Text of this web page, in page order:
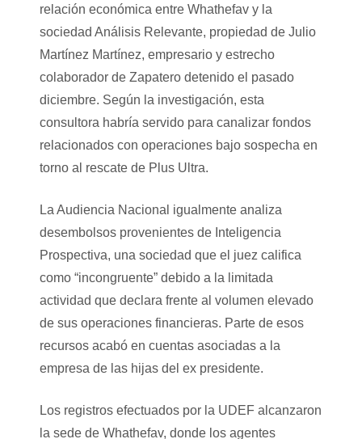
relación económica entre Whathefav y la
sociedad Análisis Relevante, propiedad de Julio
Martínez Martínez, empresario y estrecho
colaborador de Zapatero detenido el pasado
diciembre. Según la investigación, esta
consultora habría servido para canalizar fondos
relacionados con operaciones bajo sospecha en
torno al rescate de Plus Ultra.
La Audiencia Nacional igualmente analiza
desembolsos provenientes de Inteligencia
Prospectiva, una sociedad que el juez califica
como “incongruente” debido a la limitada
actividad que declara frente al volumen elevado
de sus operaciones financieras. Parte de esos
recursos acabó en cuentas asociadas a la
empresa de las hijas del ex presidente.
Los registros efectuados por la UDEF alcanzaron
la sede de Whathefav, donde los agentes